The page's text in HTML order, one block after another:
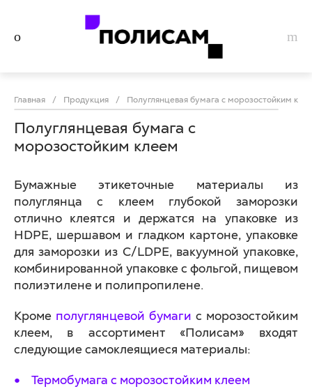
Главная / Продукция / Полуглянцевая бумага с морозостойким
Полуглянцевая бумага с
морозостойким клеем
Бумажные этикеточные материалы из
полуглянца с клеем глубокой заморозки
отлично клеятся и держатся на упаковке из
HDPE, шершавом и гладком картоне, упаковке
для заморозки из С/LDPE, вакуумной упаковке,
комбинированной упаковке с фольгой, пищевом
полиэтилене и полипропилене.
Кроме полуглянцевой бумаги с морозостойким
клеем, в ассортимент «Полисам» входят
следующие самоклеящиеся материалы:
Термобумага с морозостойким клеем